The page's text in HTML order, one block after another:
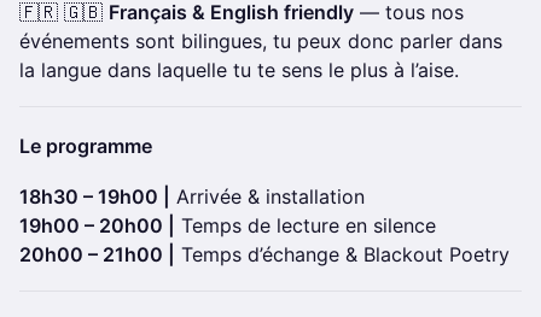
🇫🇷 🇬🇧 Français & English friendly — tous nos
événements sont bilingues, tu peux donc parler dans
la langue dans laquelle tu te sens le plus à l’aise.
Le programme
18h30 – 19h00 |
Arrivée & installation
19h00 – 20h00 |
Temps de lecture en silence
20h00 – 21h00 |
Temps d’échange & Blackout Poetry